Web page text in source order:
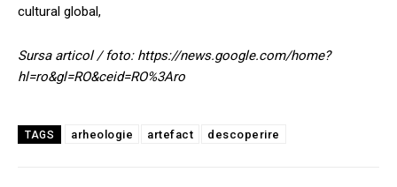
cultural global,
Sursa articol / foto: https://news.google.com/home?
hl=ro&gl=RO&ceid=RO%3Aro
TAGS arheologie artefact descoperire